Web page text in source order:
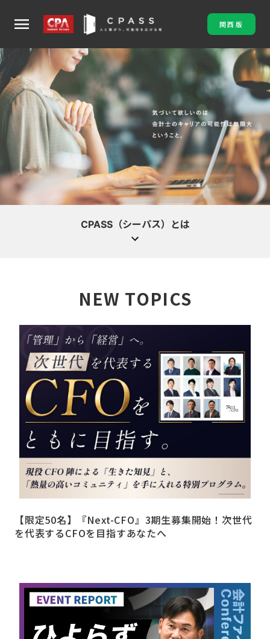
menu 関西版
CPASS（シーパス）とは
詳しく見る
NEW TOPICS
【限定50名】『Next-CFO』3期生募集開始！次世代
を代表するCFOを目指すあなたへ